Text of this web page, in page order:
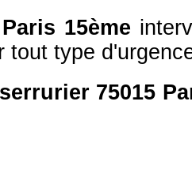
15ème
tout type
serrurier 75015